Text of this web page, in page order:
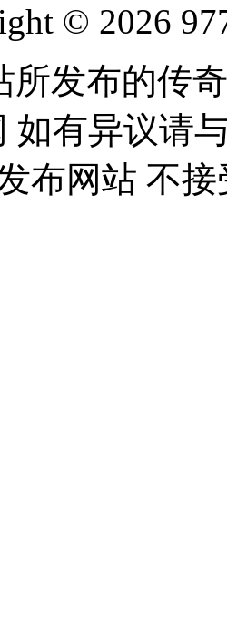
© 2026
所发布的传
如有异议请
布网站 不